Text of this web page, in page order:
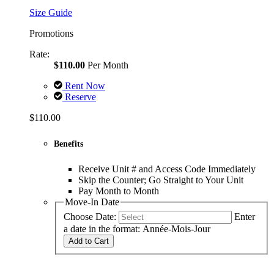
Size Guide
Promotions
Rate:
$110.00 Per Month
Rent Now
Reserve
$110.00
Benefits
Receive Unit # and Access Code Immediately
Skip the Counter; Go Straight to Your Unit
Pay Month to Month
Move-In Date
Choose Date:
Enter
a date in the format: Année-Mois-Jour
Add to Cart